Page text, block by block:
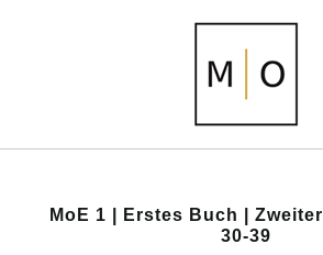
MoE 1 | Erstes Buch |
30-39